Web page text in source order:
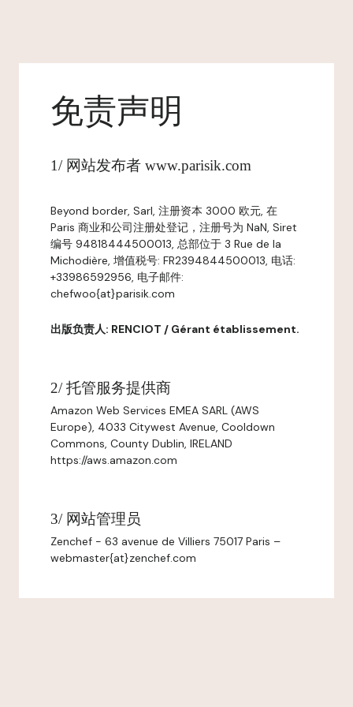
免责声明
1/ 网站发布者 www.parisik.com
Beyond border, Sarl, 注册资本 3000 欧元, 在
Paris 商业和公司注册处登记，注册号为 NaN, Siret
编号 94818444500013, 总部位于 3 Rue de la
Michodière, 增值税号: FR2394844500013, 电话:
+33986592956, 电子邮件:
chefwoo{at}parisik.com
出版负责人: RENCIOT / Gérant établissement.
2/ 托管服务提供商
Amazon Web Services EMEA SARL (AWS
Europe), 4033 Citywest Avenue, Cooldown
Commons, County Dublin, IRELAND
https://aws.amazon.com
3/ 网站管理员
Zenchef - 63 avenue de Villiers 75017 Paris –
webmaster{at}zenchef.com